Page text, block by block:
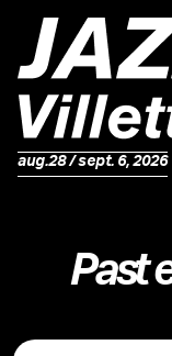
aug.28 / sept. 6, 2026
Past